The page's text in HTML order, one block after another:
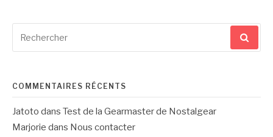
pour
COMMENTAIRES RÉCENTS
Jatoto dans Test de la Gearmaster de Nostalgear
Marjorie dans Nous contacter